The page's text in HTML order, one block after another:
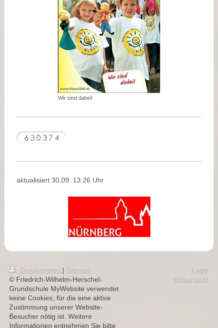
Wir sind dabei!
aktualisiert 30.09. 13:26 Uhr
Druckversion | Sitemap
© Friedrich-Wilhelm-Herschel-
Grundschule MyWebsite verwendet
keine Cookies, für die eine aktive
Zustimmung unserer Website-
Besucher nötig ist. Weitere
Informationen entnehmen Sie bitte
Login
Webansicht